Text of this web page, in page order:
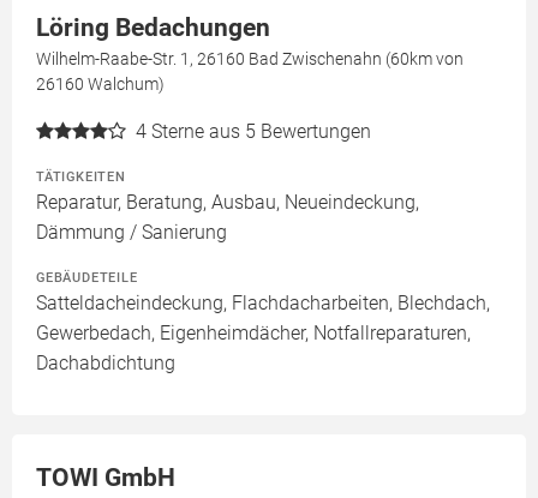
Löring Bedachungen
Wilhelm-Raabe-Str. 1, 26160 Bad Zwischenahn (60km von
26160 Walchum)
4 Sterne aus 5 Bewertungen
TÄTIGKEITEN
Reparatur, Beratung, Ausbau, Neueindeckung,
Dämmung / Sanierung
GEBÄUDETEILE
Satteldacheindeckung, Flachdacharbeiten, Blechdach,
Gewerbedach, Eigenheimdächer, Notfallreparaturen,
Dachabdichtung
TOWI GmbH